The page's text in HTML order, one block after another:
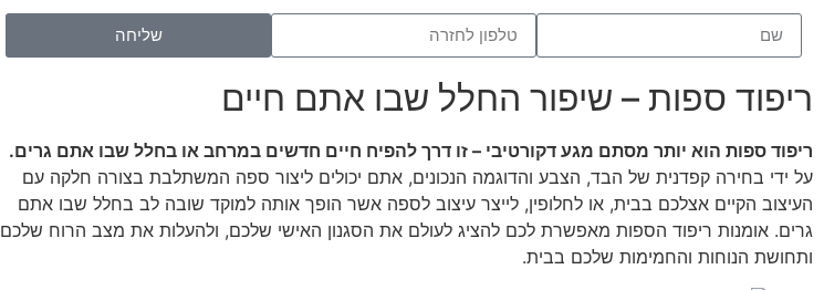
שליחה
ריפוד ספות – שיפור החלל שבו אתם חיים
ריפוד ספות הוא יותר מסתם מגע דקורטיבי – זו דרך להפיח חיים חדשים במרחב או בחלל שבו אתם גרים.
על ידי בחירה קפדנית של הבד, הצבע והדוגמה הנכונים, אתם יכולים ליצור ספה המשתלבת בצורה חלקה עם
העיצוב הקיים אצלכם בבית, או לחלופין, לייצר עיצוב לספה אשר הופך אותה למוקד שובה לב בחלל שבו אתם
גרים. אומנות ריפוד הספות מאפשרת לכם להציג לעולם את הסגנון האישי שלכם, ולהעלות את מצב הרוח שלכם
ותחושת הנוחות והחמימות שלכם בבית.